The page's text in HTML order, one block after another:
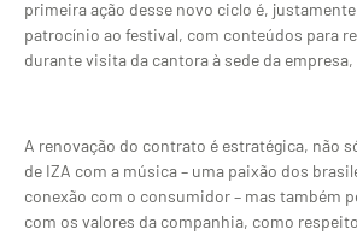
primeira ação desse novo ciclo é,
patrocínio ao festival, com conteúdos para
durante visita da cantora à sede da
A renovação do contrato é estratégica, não
de IZA com a música – uma paixão dos
conexão com o consumidor – mas também
com os valores da companhia, como